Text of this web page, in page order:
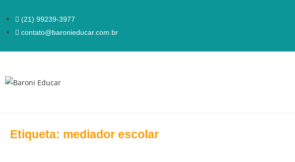
(21) 99239-3977
contato@baronieducar.com.br
Etiqueta: mediador escolar